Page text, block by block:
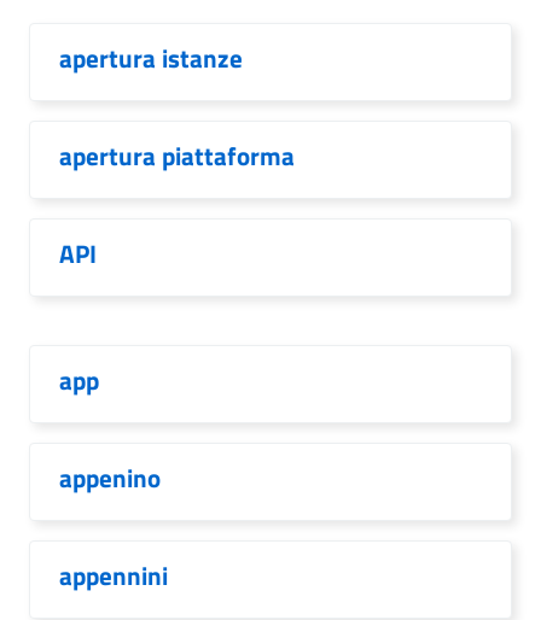
apertura istanze
apertura piattaforma
API
app
appenino
appennini